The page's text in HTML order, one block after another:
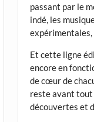
passant par le
indé, les
Et cette ligne
encore en
de cœur de
reste avant tout
découvertes et